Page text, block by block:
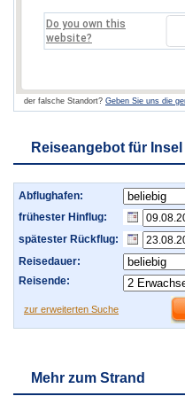
Do you own this
website?
der falsche Standort? Geben Sie uns die
Reiseangebot für
Abflughafen:
frühester Hinflug:
spätester Rückflug:
Reisedauer:
Reisende:
zur erweiterten Suche
Mehr zum Strand